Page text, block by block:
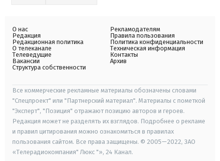
О нас
Редакция
Редакционная политика
О телеканале
Телеведущие
Вакансии
Структура собственности
Рекламодателям
Правила пользования
Политика конфиденциальности
Техническая информация
Контакты
Архив
Все коммерческие рекламные материалы обозначены словами
"Спецпроект" или "Партнерский материал". Материалы с пометкой
"Эксперт", "Позиция" отражают позицию авторов и героев.
Редакция может не разделять их взглядов. Подробнее о рекламе
и правил цитирования можно ознакомиться в правилах
пользования сайтом. Все права защищены. © 2005—2022, ЗАО
«Телерадиокомпания" Люкс "», 24 Канал.